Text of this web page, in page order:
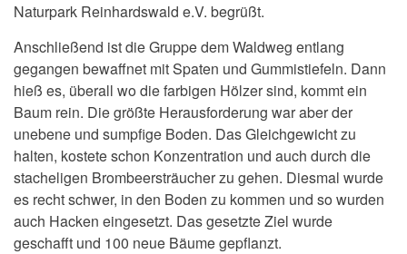
Naturpark Reinhardswald e.V. begrüßt.
Anschließend ist die Gruppe dem Waldweg entlang
gegangen bewaffnet mit Spaten und Gummistiefeln. Dann
hieß es, überall wo die farbigen Hölzer sind, kommt ein
Baum rein. Die größte Herausforderung war aber der
unebene und sumpfige Boden. Das Gleichgewicht zu
halten, kostete schon Konzentration und auch durch die
stacheligen Brombeersträucher zu gehen. Diesmal wurde
es recht schwer, in den Boden zu kommen und so wurden
auch Hacken eingesetzt. Das gesetzte Ziel wurde
geschafft und 100 neue Bäume gepflanzt.